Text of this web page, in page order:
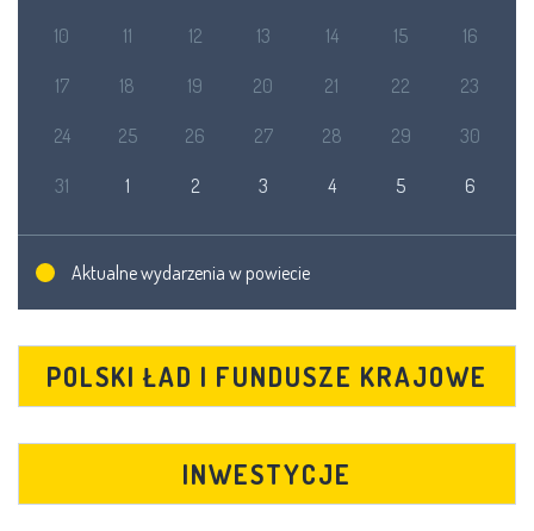
10 11 12 13 14 15 16
17 18 19 20 21 22 23
24 25 26 27 28 29 30
31 1 2 3 4 5 6
Aktualne wydarzenia w powiecie
POLSKI ŁAD I FUNDUSZE KRAJOWE
INWESTYCJE